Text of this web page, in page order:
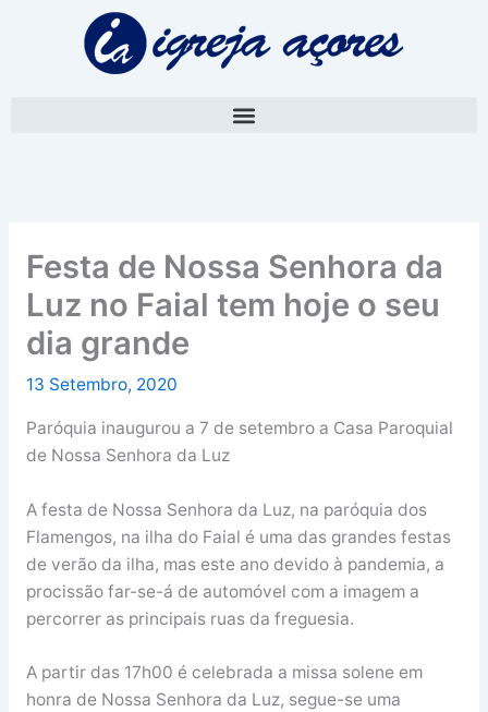
Festa de Nossa Senhora da
Luz no Faial tem hoje o seu
dia grande
13 Setembro, 2020
Paróquia inaugurou a 7 de setembro a Casa Paroquial
de Nossa Senhora da Luz
A festa de Nossa Senhora da Luz, na paróquia dos
Flamengos, na ilha do Faial é uma das grandes festas
de verão da ilha, mas este ano devido à pandemia, a
procissão far-se-á de automóvel com a imagem a
percorrer as principais ruas da freguesia.
A partir das 17h00 é celebrada a missa solene em
honra de Nossa Senhora da Luz, segue-se uma